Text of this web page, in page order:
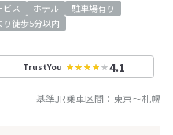
ビス ホテル
駐車場有り
り徒歩5分以内
TrustYou 4.1
基準JR乗車区間： 東京～札幌